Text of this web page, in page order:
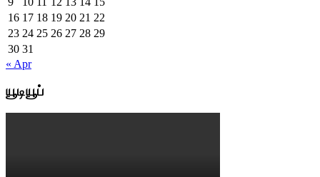
16 17 18 19 20 21 22
23 24 25 26 27 28 29
30 31
« Apr
யூடியூப்